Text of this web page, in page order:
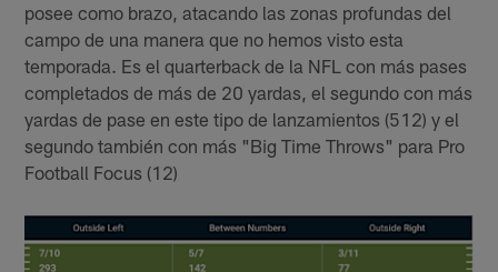
posee como brazo, atacando las zonas profundas del
campo de una manera que no hemos visto esta
temporada. Es el quarterback de la NFL con más pases
completados de más de 20 yardas, el segundo con más
yardas de pase en este tipo de lanzamientos (512) y el
segundo también con más "Big Time Throws" para Pro
Football Focus (12)